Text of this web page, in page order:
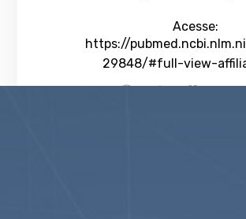
Acesse:
https://
29848/#full-view-